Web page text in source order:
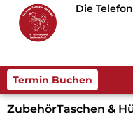
Die
Termin Buchen
ZubehörTaschen &